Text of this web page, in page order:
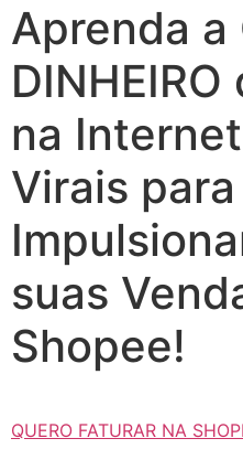
Aprenda a
na
Virais para
suas
Shopee!
QUERO FATURAR NA